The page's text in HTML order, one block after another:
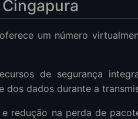
um número
de segurança
dos dados durante a
redução na perda de